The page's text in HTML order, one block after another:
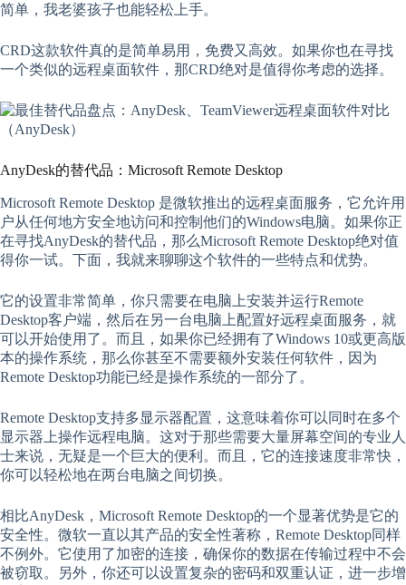
简单，我老婆孩子也能轻松上手。
CRD这款软件真的是简单易用，免费又高效。如果你也在寻找
一个类似的远程桌面软件，那CRD绝对是值得你考虑的选择。
AnyDesk的替代品：Microsoft Remote Desktop
Microsoft Remote Desktop 是微软推出的远程桌面服务，它允许用
户从任何地方安全地访问和控制他们的Windows电脑。如果你正
在寻找AnyDesk的替代品，那么Microsoft Remote Desktop绝对值
得你一试。下面，我就来聊聊这个软件的一些特点和优势。
它的设置非常简单，你只需要在电脑上安装并运行Remote
Desktop客户端，然后在另一台电脑上配置好远程桌面服务，就
可以开始使用了。而且，如果你已经拥有了Windows 10或更高版
本的操作系统，那么你甚至不需要额外安装任何软件，因为
Remote Desktop功能已经是操作系统的一部分了。
Remote Desktop支持多显示器配置，这意味着你可以同时在多个
显示器上操作远程电脑。这对于那些需要大量屏幕空间的专业人
士来说，无疑是一个巨大的便利。而且，它的连接速度非常快，
你可以轻松地在两台电脑之间切换。
相比AnyDesk，Microsoft Remote Desktop的一个显著优势是它的
安全性。微软一直以其产品的安全性著称，Remote Desktop同样
不例外。它使用了加密的连接，确保你的数据在传输过程中不会
被窃取。另外，你还可以设置复杂的密码和双重认证，进一步增